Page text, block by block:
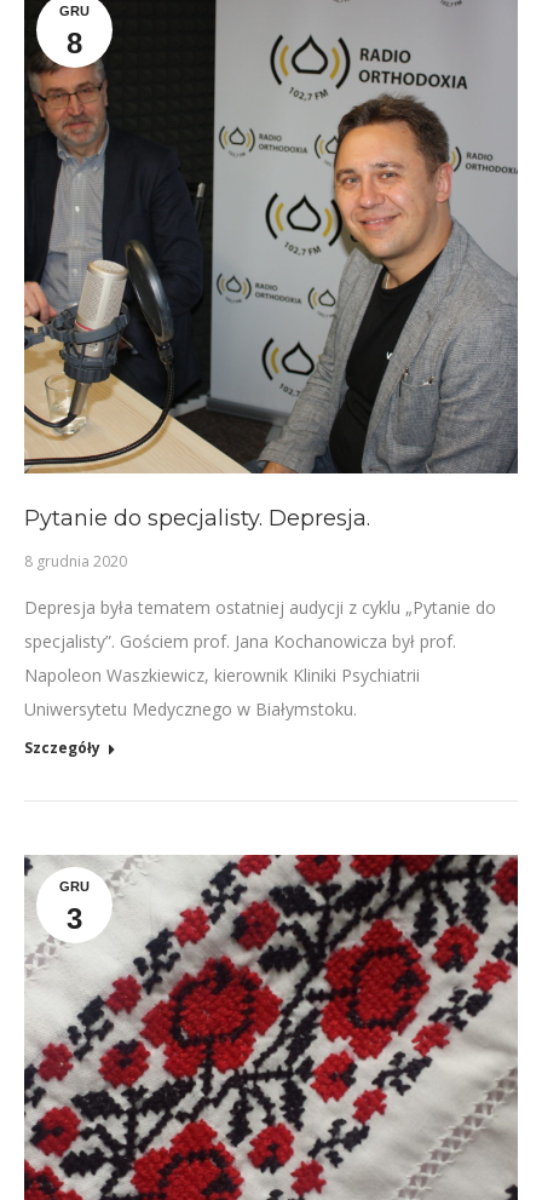
GRU
8
Pytanie do specjalisty. Depresja.
8 grudnia 2020
Depresja była tematem ostatniej audycji z cyklu „Pytanie do
specjalisty”. Gościem prof. Jana Kochanowicza był prof.
Napoleon Waszkiewicz, kierownik Kliniki Psychiatrii
Uniwersytetu Medycznego w Białymstoku.
Szczegóły
GRU
3